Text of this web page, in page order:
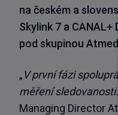
na českém a
Skylink 7 a
pod skupinou
„V první fázi
měření
Managing Director